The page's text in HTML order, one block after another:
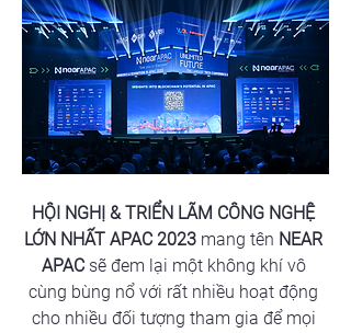
HỘI NGHỊ & TRIỂN LÃM CÔNG NGHỆ
LỚN NHẤT APAC 2023 mang tên NEAR
APAC sẽ đem lại một không khí vô
cùng bùng nổ với rất nhiều hoạt động
cho nhiều đối tượng tham gia để mọi